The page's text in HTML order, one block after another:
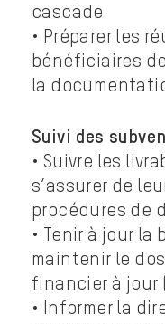
cascade
• Préparer les
bénéficiaires
la
Suivi des
• Suivre les
s’assurer de
procédures de
• Tenir à jour
maintenir le
financier à jour
• Informer la